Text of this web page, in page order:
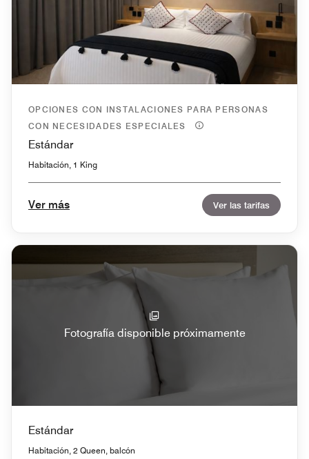
OPCIONES CON INSTALACIONES PARA PERSONAS
CON NECESIDADES ESPECIALES
Estándar
Habitación, 1 King
Ver más Ver las tarifas
Fotografía disponible próximamente
Estándar
Habitación, 2 Queen, balcón